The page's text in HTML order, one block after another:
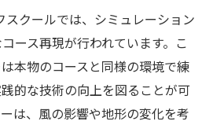
スクールでは、シミュレーション
ース再現が行われています。こ
本物のコースと同様の環境で練
的な技術の向上を図ることが可
は、風の影響や地形の変化を考